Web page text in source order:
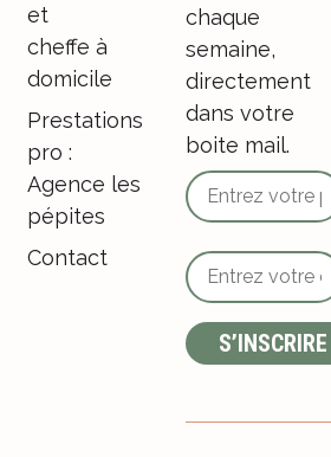
et
cheffe à
domicile
Prestations
pro :
Agence les
pépites
Contact
chaque
semaine,
directement
dans votre
boite mail.